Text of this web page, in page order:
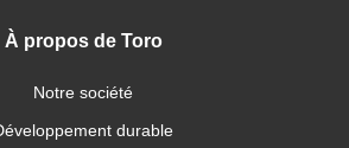
À propos de Toro
Notre société
durable